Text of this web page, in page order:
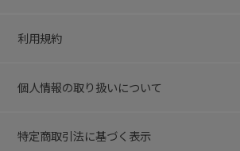
利用規約
個人情報の取り扱いについて
特定商取引法に基づく表示